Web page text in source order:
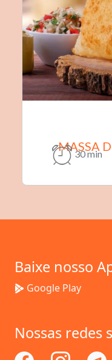
MASSA
30 min
Baixe nosso
Google Play
Nossas redes